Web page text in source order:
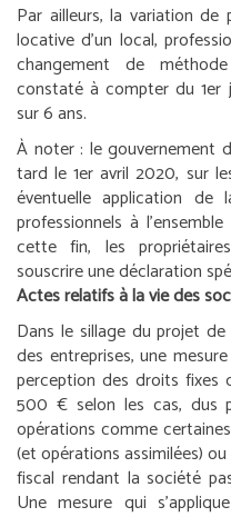
Par ailleurs, la variation
locative d’un local,
changement de
constaté à compter du 1er
sur 6 ans.
À noter : le gouvernement
tard le 1er avril 2020, sur
éventuelle application
professionnels à
cette fin, les
souscrire une déclaration
Actes relatifs à la vie des
Dans le sillage du projet
des entreprises, une
perception des droits fixes
500 € selon les cas, dus
opérations comme
(et opérations assimilées)
fiscal rendant la société
Une mesure qui